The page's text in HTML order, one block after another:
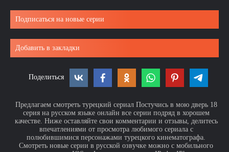
Подписаться на новые серии
Добавить в закладки
Поделиться
Предлагаем смотреть турецкий сериал Постучись в мою дверь 18
серия на русском языке онлайн все серии подряд в хорошем
качестве. Ниже оставляйте свои комментарии и отзывы, делитесь
впечатлениями от просмотра любимого сериала с
полюбившимися персонажами турецкого кинематографа.
Смотреть новые серии в русской озвучке можно с мобильного